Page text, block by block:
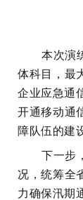
本次演
体科目，最
企业应急通
开通移动通
障队伍的建
下一步
况，统筹全
力确保汛期